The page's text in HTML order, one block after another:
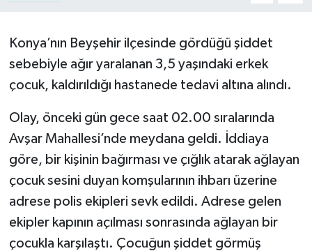
Konya’nın Beyşehir ilçesinde gördüğü şiddet
sebebiyle ağır yaralanan 3,5 yaşındaki erkek
çocuk, kaldırıldığı hastanede tedavi altına alındı.
Olay, önceki gün gece saat 02.00 sıralarında
Avşar Mahallesi’nde meydana geldi. İddiaya
göre, bir kişinin bağırması ve çığlık atarak ağlayan
çocuk sesini duyan komşularının ihbarı üzerine
adrese polis ekipleri sevk edildi. Adrese gelen
ekipler kapının açılması sonrasında ağlayan bir
çocukla karşılaştı. Çocuğun şiddet görmüş